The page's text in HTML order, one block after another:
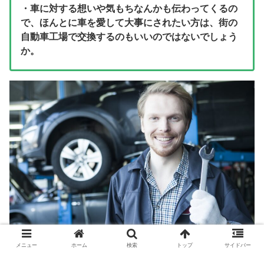
・車に対する想いや気もちなんかも伝わってくるの
で、ほんとに車を愛して大事にされたい方は、街の
自動車工場で交換するのもいいのではないでしょう
か。
メニュー ホーム 検索 トップ サイドバー